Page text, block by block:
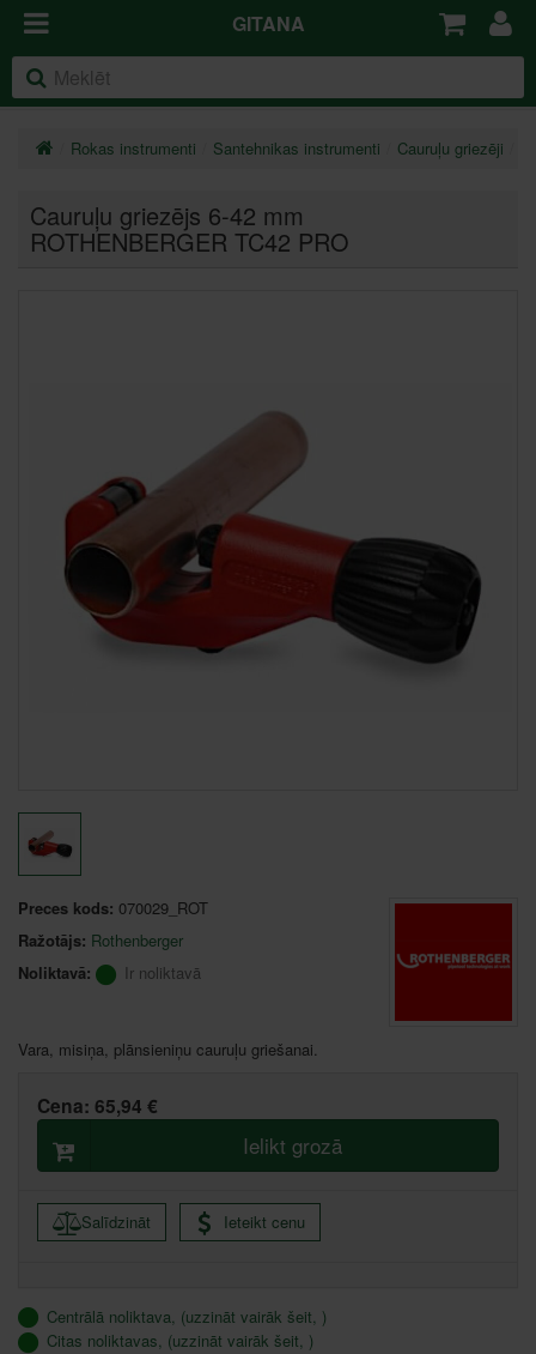
GITANA
Rokas instrumenti Santehnikas instrumenti Cauruļu griezēji
Cauruļu griezējs 6-42 mm
ROTHENBERGER TC42 PRO
Preces kods: 070029_ROT
Ražotājs: Rothenberger
Noliktavā:
Ir noliktavā
Vara, misiņa, plānsieniņu cauruļu griešanai.
Cena: 65,94 €
Ielikt grozā
Salīdzināt Ieteikt cenu
Centrālā noliktava, (uzzināt vairāk šeit, )
Citas noliktavas, (uzzināt vairāk šeit, )